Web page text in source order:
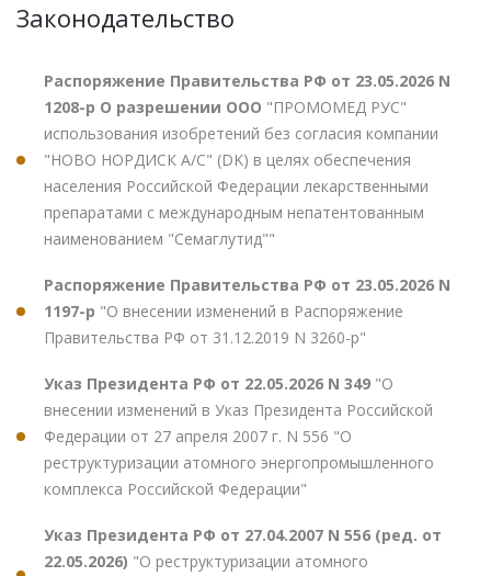
Законодательство
Распоряжение Правительства РФ от 23.05.2026 N
1208-р О разрешении ООО "ПРОМОМЕД РУС"
использования изобретений без согласия компании
"НОВО НОРДИСК А/С" (DK) в целях обеспечения
населения Российской Федерации лекарственными
препаратами с международным непатентованным
наименованием "Семаглутид""
Распоряжение Правительства РФ от 23.05.2026 N
1197-р "О внесении изменений в Распоряжение
Правительства РФ от 31.12.2019 N 3260-р"
Указ Президента РФ от 22.05.2026 N 349 "О
внесении изменений в Указ Президента Российской
Федерации от 27 апреля 2007 г. N 556 "О
реструктуризации атомного энергопромышленного
комплекса Российской Федерации"
Указ Президента РФ от 27.04.2007 N 556 (ред. от
22.05.2026) "О реструктуризации атомного